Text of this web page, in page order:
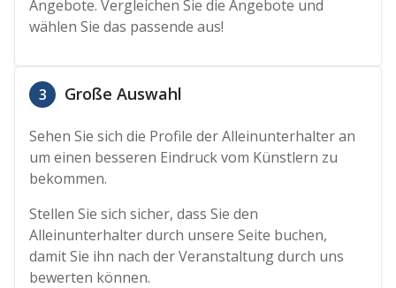
Angebote. Vergleichen Sie die Angebote und
wählen Sie das passende aus!
3 Große Auswahl
Sehen Sie sich die Profile der Alleinunterhalter an
um einen besseren Eindruck vom Künstlern zu
bekommen.
Stellen Sie sich sicher, dass Sie den
Alleinunterhalter durch unsere Seite buchen,
damit Sie ihn nach der Veranstaltung durch uns
bewerten können.